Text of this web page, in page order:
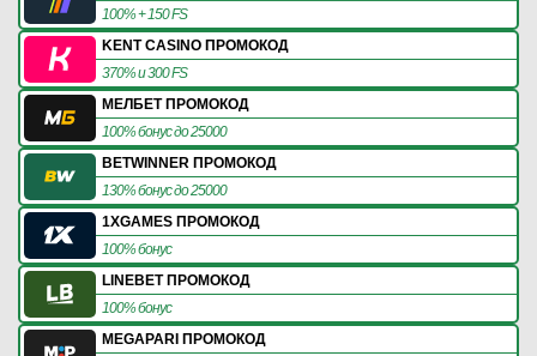
100% + 150 FS
KENT CASINO ПРОМОКОД
370% и 300 FS
МЕЛБЕТ ПРОМОКОД
100% бонус до 25000
BETWINNER ПРОМОКОД
130% бонус до 25000
1XGAMES ПРОМОКОД
100% бонус
LINEBET ПРОМОКОД
100% бонус
MEGAPARI ПРОМОКОД